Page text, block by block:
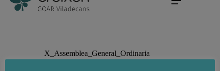
X_Assemblea_General_Ordinaria